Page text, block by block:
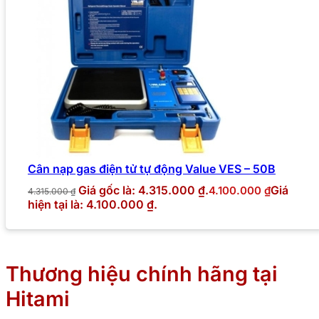
Cân nạp gas điện tử tự động Value VES – 50B
4.315.000₫ Giá gốc là: 4.315.000 ₫.4.100.000 ₫Giá
hiện tại là: 4.100.000 ₫.
Thương hiệu chính hãng tại
Hitami